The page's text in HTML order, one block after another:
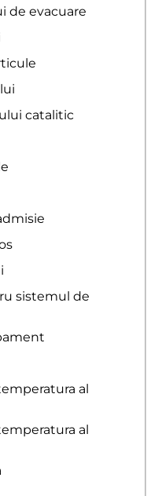
de evacuare
catalitic
sistemul de
al
al